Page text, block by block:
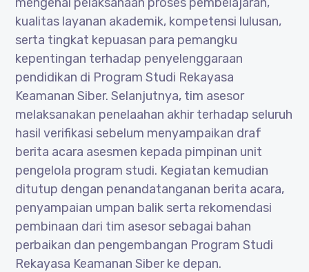
kualitas layanan akademik, kompetensi lulusan,
serta tingkat kepuasan para pemangku
kepentingan terhadap penyelenggaraan
pendidikan di Program Studi Rekayasa
Keamanan Siber. Selanjutnya, tim asesor
melaksanakan penelaahan akhir terhadap seluruh
hasil verifikasi sebelum menyampaikan draf
berita acara asesmen kepada pimpinan unit
pengelola program studi. Kegiatan kemudian
ditutup dengan penandatanganan berita acara,
penyampaian umpan balik serta rekomendasi
pembinaan dari tim asesor sebagai bahan
perbaikan dan pengembangan Program Studi
Rekayasa Keamanan Siber ke depan.